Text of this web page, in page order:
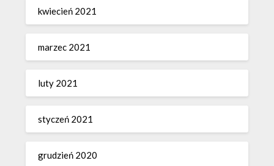
kwiecień 2021
marzec 2021
luty 2021
styczeń 2021
grudzień 2020